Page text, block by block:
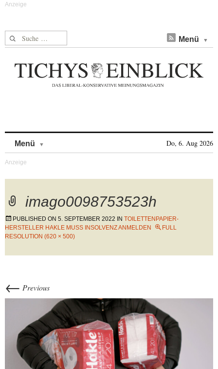
Suche nach: Menü
Menü Do, 6. Aug 2026
imago0098753523h
PUBLISHED ON 5. SEPTEMBER 2022 IN TOILETTENPAPIER-
HERSTELLER HAKLE MUSS INSOLVENZ ANMELDEN
FULL
RESOLUTION (620 × 500)
← Previous